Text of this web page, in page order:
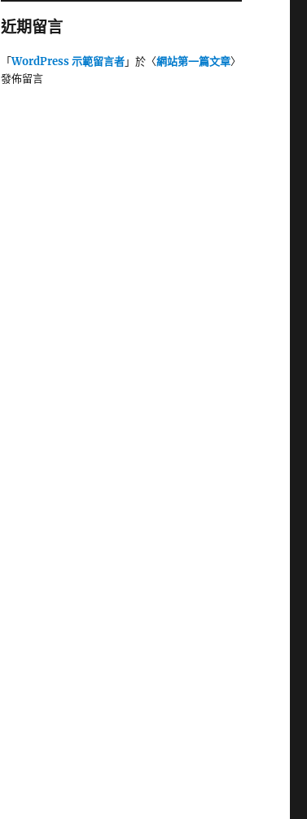
近期留言
「WordPress 示範留言者」於〈網站第一篇文章〉
發佈留言